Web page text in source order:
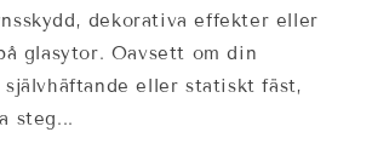
dekorativa effekter eller
glasytor. Oavsett om din
eller statiskt fäst,
steg...